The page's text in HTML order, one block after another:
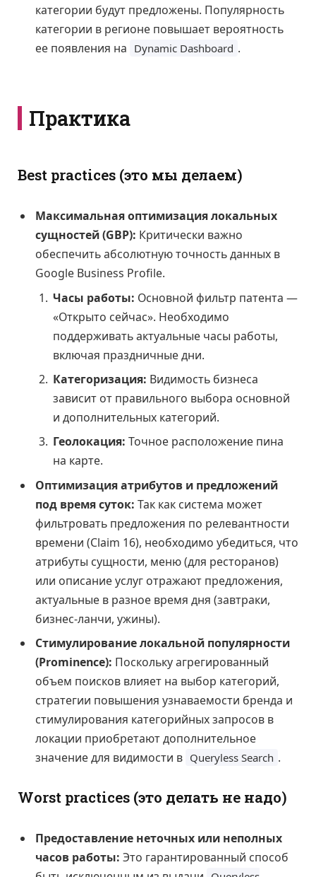
категории будут предложены. Популярность
категории в регионе повышает вероятность
ее появления на Dynamic Dashboard .
Практика
Best practices (это мы делаем)
Максимальная оптимизация локальных
сущностей (GBP): Критически важно
обеспечить абсолютную точность данных в
Google Business Profile.
Часы работы: Основной фильтр патента —
«Открыто сейчас». Необходимо
поддерживать актуальные часы работы,
включая праздничные дни.
Категоризация: Видимость бизнеса
зависит от правильного выбора основной
и дополнительных категорий.
Геолокация: Точное расположение пина
на карте.
Оптимизация атрибутов и предложений
под время суток: Так как система может
фильтровать предложения по релевантности
времени (Claim 16), необходимо убедиться, что
атрибуты сущности, меню (для ресторанов)
или описание услуг отражают предложения,
актуальные в разное время дня (завтраки,
бизнес-ланчи, ужины).
Стимулирование локальной популярности
(Prominence): Поскольку агрегированный
объем поисков влияет на выбор категорий,
стратегии повышения узнаваемости бренда и
стимулирования категорийных запросов в
локации приобретают дополнительное
значение для видимости в Queryless Search .
Worst practices (это делать не надо)
Предоставление неточных или неполных
часов работы: Это гарантированный способ